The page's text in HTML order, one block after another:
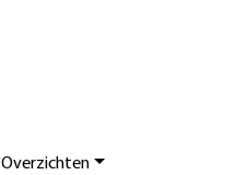
Overzichten